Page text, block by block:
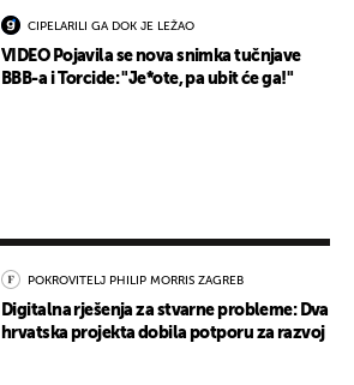
CIPELARILI GA DOK JE LEŽAO
VIDEO Pojavila se nova snimka tučnjave
BBB-a i Torcide: "Je*ote, pa ubit će ga!"
POKROVITELJ PHILIP MORRIS ZAGREB
Digitalna rješenja za stvarne probleme: Dva
hrvatska projekta dobila potporu za razvoj